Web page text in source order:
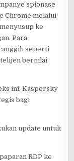
spionase
Chrome melalui
ke
Para
seperti
bernilai
ini, Kaspersky
bagi
update untuk
RDP ke